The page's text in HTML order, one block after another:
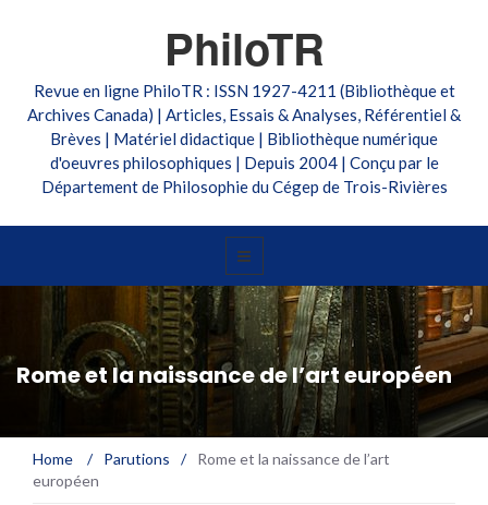
PhiloTR
Revue en ligne PhiloTR : ISSN 1927-4211 (Bibliothèque et
Archives Canada) | Articles, Essais & Analyses, Référentiel &
Brèves | Matériel didactique | Bibliothèque numérique
d'oeuvres philosophiques | Depuis 2004 | Conçu par le
Département de Philosophie du Cégep de Trois-Rivières
Rome et la naissance de l’art européen
Home / Parutions /
Rome et la naissance de l’art
européen